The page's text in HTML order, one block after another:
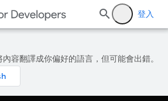
登入
容翻譯成你偏好的語言，但可能會出錯。